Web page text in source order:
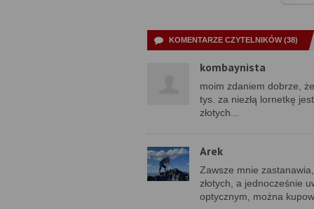
KOMENTARZE CZYTELNIKÓW (38)
kombaynista
moim zdaniem dobrze,
tys. za niezłą lornetkę
złotych...
Arek
Zawsze mnie
złotych, a jednocześnie
optycznym, można